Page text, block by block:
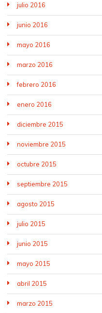
julio 2016
junio 2016
mayo 2016
marzo 2016
febrero 2016
enero 2016
diciembre 2015
noviembre 2015
octubre 2015
septiembre 2015
agosto 2015
julio 2015
junio 2015
mayo 2015
abril 2015
marzo 2015